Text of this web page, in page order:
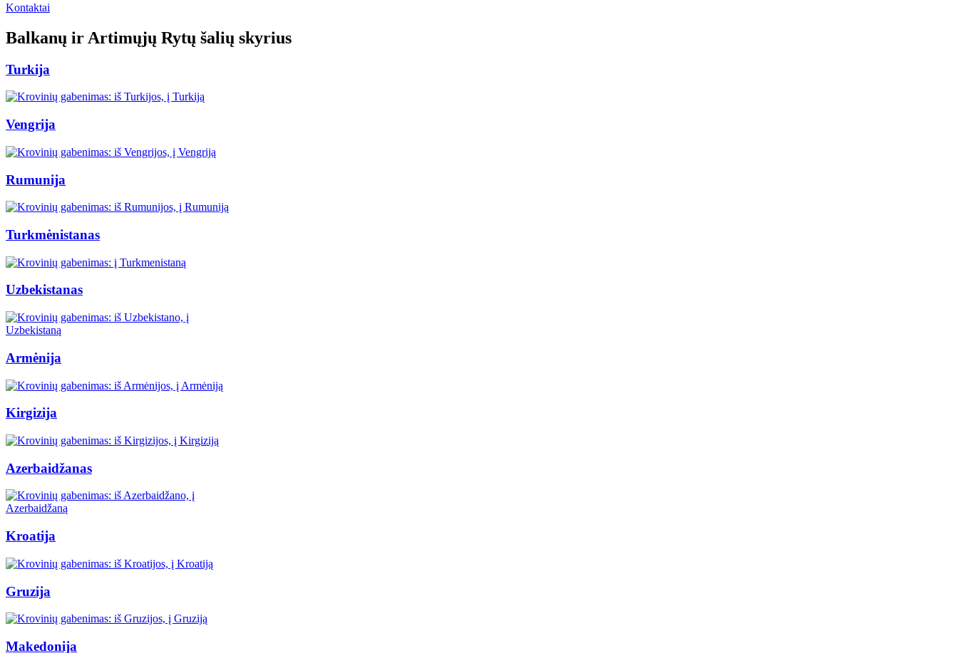
Kontaktai
Balkanų ir Artimųjų Rytų šalių skyrius
Turkija
Vengrija
Rumunija
Turkmėnistanas
Uzbekistanas
Armėnija
Kirgizija
Azerbaidžanas
Kroatija
Gruzija
Makedonija